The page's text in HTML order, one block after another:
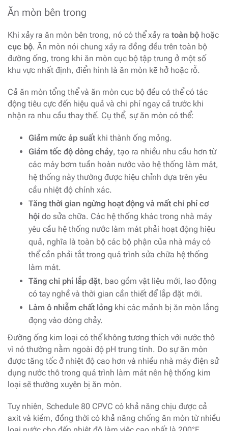
Ăn mòn bên trong
Khi xảy ra ăn mòn bên trong, nó có thể xảy ra toàn bộ hoặc
cục bộ. Ăn mòn nói chung xảy ra đồng đều trên toàn bộ
đường ống, trong khi ăn mòn cục bộ tập trung ở một số
khu vực nhất định, điển hình là ăn mòn kẽ hở hoặc rỗ.
Cả ăn mòn tổng thể và ăn mòn cục bộ đều có thể có tác
động tiêu cực đến hiệu quả và chi phí ngay cả trước khi
nhận ra nhu cầu thay thế. Cụ thể, sự ăn mòn có thể:
Giảm mức áp suấtkhi thành ống mỏng.
Giảm tốc độ dòng chảy, tạo ra nhiều nhu cầu hơn từ
các máy bơm tuần hoàn nước vào hệ thống làm mát,
hệ thống này thường được hiệu chỉnh dựa trên yêu
cầu nhiệt độ chính xác.
Tăng thời gian ngừng hoạt động và mất chi phí cơ
hộido sửa chữa. Các hệ thống khác trong nhà máy
yêu cầu hệ thống nước làm mát phải hoạt động hiệu
quả, nghĩa là toàn bộ các bộ phận của nhà máy có
thể cần phải tắt trong quá trình sửa chữa hệ thống
làm mát.
Tăng chi phí lắp đặt, bao gồm vật liệu mới, lao động
có tay nghề và thời gian cần thiết để lắp đặt mới.
Làm ô nhiễm chất lỏngkhi các mảnh bị ăn mòn lắng
đọng vào dòng chảy.
Đường ống kim loại có thể không tương thích với nước thô
vì nó thường nằm ngoài độ pH trung tính. Do sự ăn mòn
được tăng tốc ở nhiệt độ cao hơn và nhiều nhà máy điện sử
dụng nước thô trong quá trình làm mát nên hệ thống kim
loại sẽ thường xuyên bị ăn mòn.
Tuy nhiên, Schedule 80 CPVC có khả năng chịu được cả
axit và kiềm, đồng thời có khả năng chống ăn mòn từ nhiều